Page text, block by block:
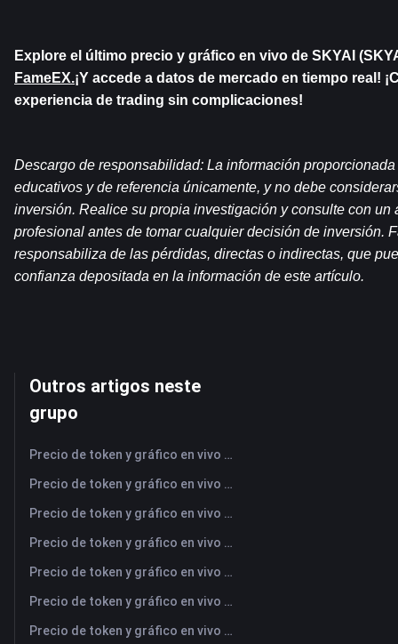
Explore el último precio y gráfico en vivo de SKYAI
FameEX.¡Y accede a datos de mercado en tiempo real!
experiencia de trading sin complicaciones!
Descargo de responsabilidad: La información
educativos y de referencia únicamente, y no debe
inversión. Realice su propia investigación y consulte con un
profesional antes de tomar cualquier decisión de inversión.
responsabiliza de las pérdidas, directas o indirectas, que
confianza depositada en la información de este artículo.
Outros artigos neste
grupo
Precio de token y gráfico en vivo más reciente de NFLX (Netflix)
Precio de token y gráfico en vivo más reciente de UBER (Uber)
Precio de token y gráfico en vivo más reciente de AMD (Advanced Micro Devices)
Precio de token y gráfico en vivo más reciente de SAMSUNG (Samsung Electronics Co., Ltd)
Precio de token y gráfico en vivo más reciente de OPENAI (OpenAI Group PBC)
Precio de token y gráfico en vivo más reciente de COPPER (Copper)
Precio de token y gráfico en vivo más reciente de ULTIMA (Ultima)